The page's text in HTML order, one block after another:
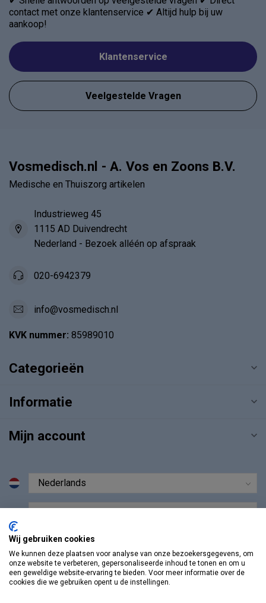
contact met onze klantenservice ✔ Altijd hulp bij uw
aankoop!
Klantenservice
Veelgestelde Vragen
Vosmedisch.nl - A. Vos en Zoons B.V.
Medische en Thuiszorg artikelen
Industrieweg 45
1115 AD Duivendrecht
Nederland - Bezoek alléén op afspraak
020-6942379
info@vosmedisch.nl
KVK nummer: 85989010
Categorieën
Informatie
Mijn account
Wij gebruiken cookies
We kunnen deze plaatsen voor analyse van onze bezoekersgegevens, om
onze website te verbeteren, gepersonaliseerde inhoud te tonen en om u
een geweldige website-ervaring te bieden. Voor meer informatie over de
cookies die we gebruiken opent u de instellingen.